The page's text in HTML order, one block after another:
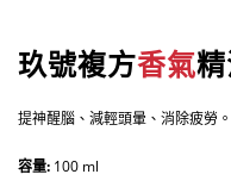
玖號複方香氣精
提神醒腦、減輕頭暈、消除疲勞。
容量: 100 ml